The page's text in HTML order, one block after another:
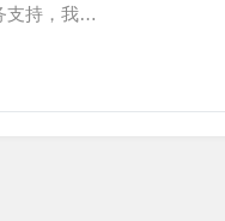
支持，我…